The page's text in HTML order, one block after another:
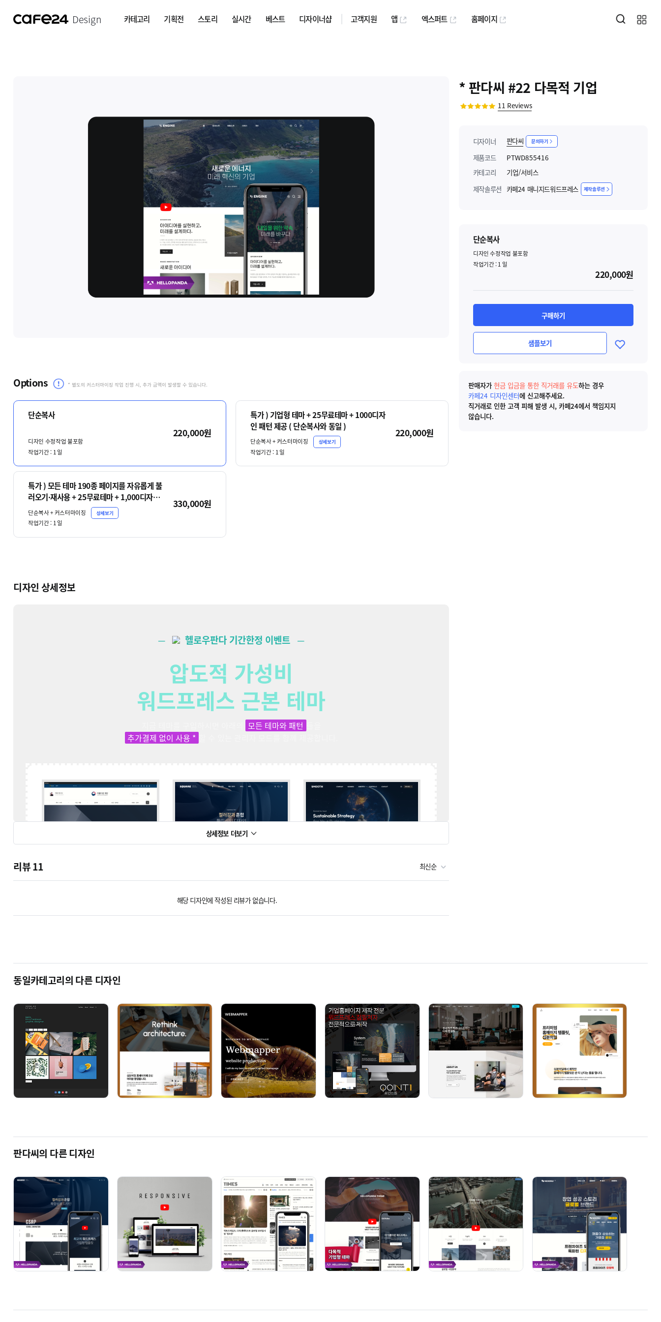
Design 카테고리 기획전 스토리 실시간 베스트 디자이너샵 고객지원 앱 엑스퍼트 홈페이지
Options * 별도의 커스터마이징 작업 진행 시, 추가 금액이 발생할 수 있습니다.
단순복사
디자인 수정작업 불포함
작업기간 : 1일
220,000원
특가 ) 기업형 테마 + 25무료테마 + 1000디자
인 패턴 제공 ( 단순복사와 동일 )
단순복사 + 커스터마이징 상세보기
작업기간 : 1일
220,000원
특가 ) 모든 테마 190종 페이지를 자유롭게 불
러오기·재사용 + 25무료테마 + 1,000디자인
패턴
단순복사 + 커스터마이징 상세보기
작업기간 : 1일
330,000원
디자인 상세정보
─ 헬로우판다 기간한정 이벤트 ─
압도적 가성비
워드프레스 근본 테마
25개의 테마
1,000개의 패턴
모든 테마와 패턴
추가결제 없이 사용 *
# ENGINE
상세정보 더보기
리뷰11 최신순
해당 디자인에 작성된 리뷰가 없습니다.
* 판다씨 #22 다목적 기업
11 Reviews
디자이너 판다씨 문의하기
제품코드
PTWD855416
카테고리
기업/서비스
제작솔루션 카페24 매니지드워드프레스 제작솔루션
단순복사
디자인 수정작업 불포함
작업기간 :1일
220,000원
구매하기
샘플보기
판매자가현금 입금을 통한 직거래를 유도하는 경우
카페24 디자인센터에 신고해주세요.
직거래로 인한 고객 피해 발생 시, 카페24에서 책임지지
않습니다.
동일카테고리의 다른 디자인
판다씨의 다른 디자인